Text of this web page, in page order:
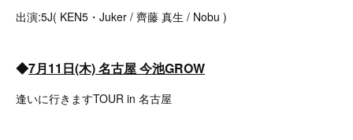
出演:5J( KEN5・Juker / 齊藤 真生 / Nobu )
◆7月11日(木) 名古屋 今池GROW
逢いに行きますTOUR in 名古屋